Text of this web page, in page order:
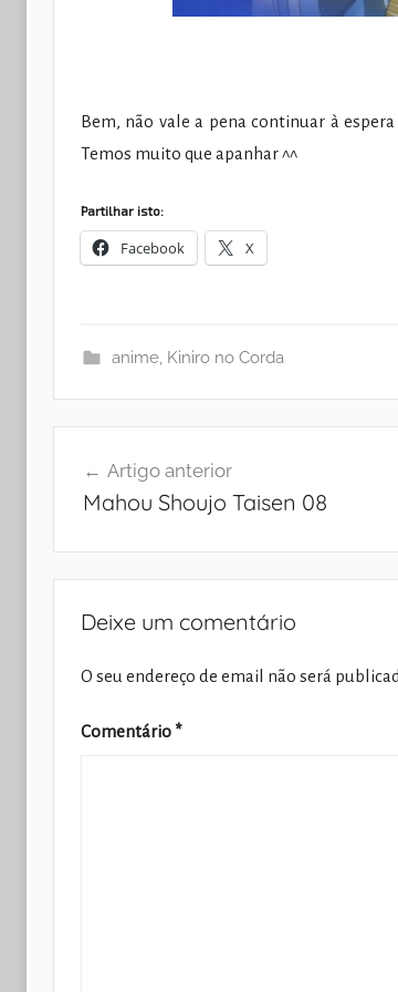
Bem, não vale a pena continuar à
Temos muito que apanhar ^^
Partilhar isto:
Facebook X
anime, Kiniro no Corda
Artigo anterior
Mahou Shoujo Taisen 08
Deixe um comentário
O seu endereço de email não será
Comentário *